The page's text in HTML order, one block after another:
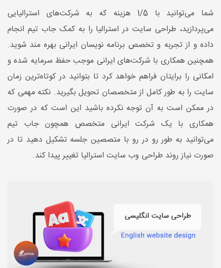
شما می‌توانید با 1/5 هزینه که به شرکت‌های استرالیایی
می‌پردازید، طراحی سایت در استرالیا را به کمک جاب تیم انجام
داده و از تجربه و تخصص برنامه نویسان ایرانی بهره مند شوید.
همچنین همکاری با شرکت‌های ایرانی موجب حفظ سرمایه شده و
امکانی را برایتان فراهم خواهد کرد تا بتوانید در کوتاه‌ترین زمان
سایت را به طور کامل از متخصصان تحویل بگیرید. نکته مهمی که
در ممکن است به آن توجه نکرده باشید این است که در صورت
همکاری با یک شرکت ایرانی متخصص همچون جاب تیم
می‌توانید به طور رو در رو با متصصین جلسه تشکیل دهید تا در
صورت نیاز روند طراحی وب سایت استرالیا تغییر پیدا کند.